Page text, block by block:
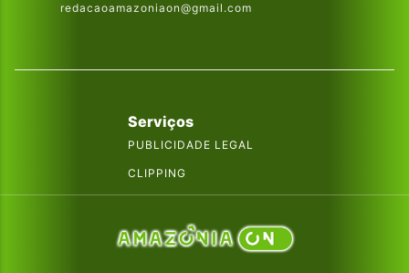
redacaoamazoniaon@gmail.com
Serviços
PUBLICIDADE LEGAL
CLIPPING